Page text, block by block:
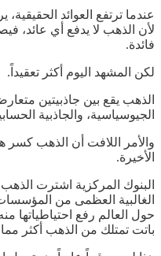
عندما ترتفع العوائد
لأن الذهب لا يدفع أي عائد،
فائدة.
لكن المشهد اليوم أكثر تعقيداً.
الذهب يقع بين جاذبيتين
الجيوسياسية، والجاذبية
والأمر اللافت أن الذهب كسر
الأخيرة.
الغالبية العظمى من
حول العالم رفع احتياطياتها
باتت تمتلك من الذهب أكثر